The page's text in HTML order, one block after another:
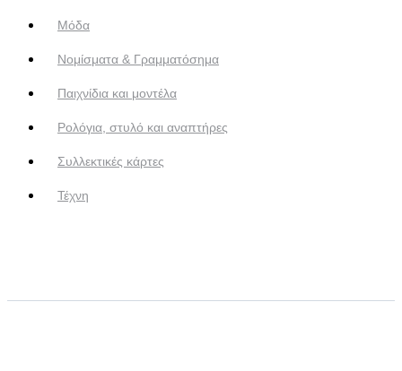
Μόδα
Νομίσματα & Γραμματόσημα
Παιχνίδια και μοντέλα
Ρολόγια, στυλό και αναπτήρες
Συλλεκτικές κάρτες
Τέχνη